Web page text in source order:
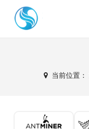
当前位置：